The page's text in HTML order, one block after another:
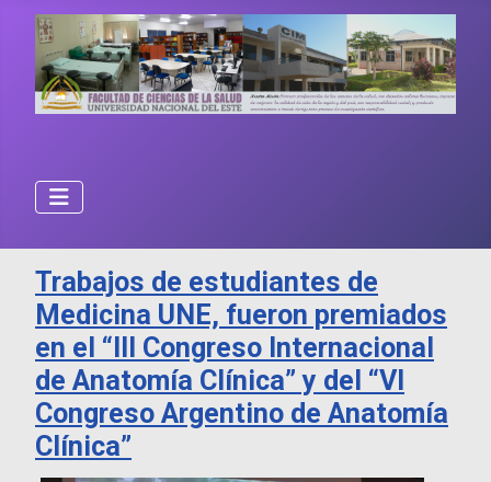
Trabajos de estudiantes de
Medicina UNE, fueron premiados
en el “III Congreso Internacional
de Anatomía Clínica” y del “VI
Congreso Argentino de Anatomía
Clínica”